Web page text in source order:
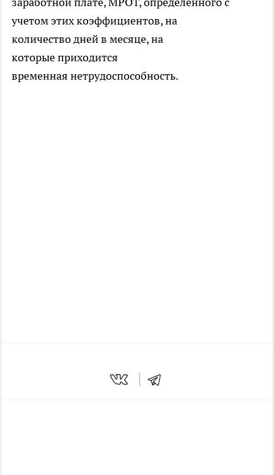
учетом этих коэффициентов, на
количество дней в месяце, на
которые приходится
временная нетрудоспособность.